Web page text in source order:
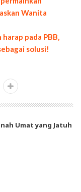
Wanita
pada PBB,
solusi!
Umat yang Jatuh